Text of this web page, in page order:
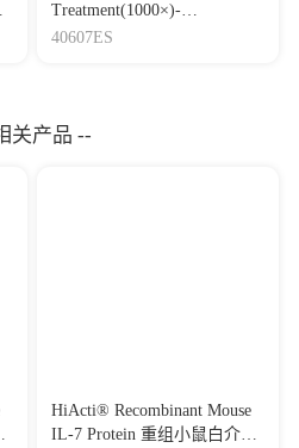
Treatment(1000×)-
Mycoplasma Elimination
40607ES
关产品 --
HiActi® Recombinant Mouse
IL-7 Protein 重组小鼠白介